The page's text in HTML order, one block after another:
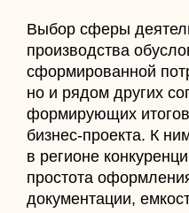
Выбор сферы
производства
сформированной
но и рядом других
формирующих
бизнес-проекта. К
в регионе
простота
документации,